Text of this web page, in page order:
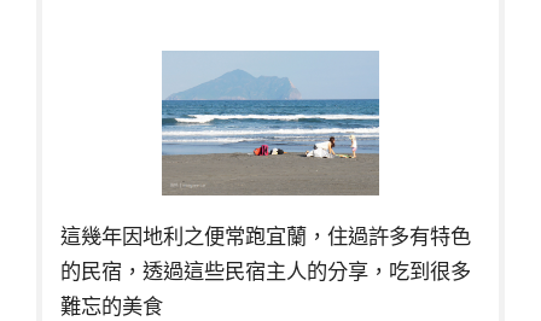
這幾年因地利之便常跑宜蘭，住過許多有特色
的民宿，透過這些民宿主人的分享，吃到很多
難忘的美食